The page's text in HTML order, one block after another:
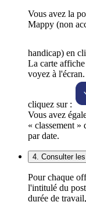
Vous avez la
Mappy (non
handicap) en
La carte
voyez à
cliquez sur :
Vous avez
« classement »
par date.
4. Consulter
Pour chaque
l'intitulé du
durée de